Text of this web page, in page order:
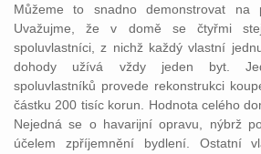
Můžeme to snadno demonstrovat na
Uvažujme, že v domě se čtyřmi
spoluvlastníci, z nichž každý vlastní
dohody užívá vždy jeden byt.
spoluvlastníků provede rekonstrukci
částku 200 tisíc korun. Hodnota celého
Nejedná se o havarijní opravu, nýbrž
účelem zpříjemnění bydlení. Ostatní